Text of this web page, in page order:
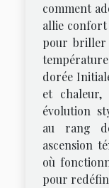
comment
allie confort
pour briller
dorée
et
évolution
au rang
ascension
où
pour